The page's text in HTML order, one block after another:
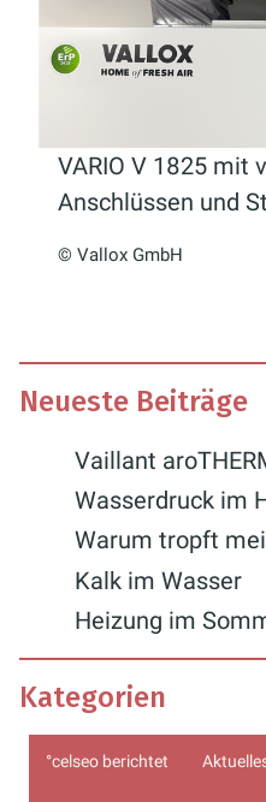
VARIO V 1825 mit
Anschlüssen und
© Vallox GmbH
Neueste Beiträge
Vaillant
Wasserdruck im
Warum tropft
Kalk im Wasser
Heizung im
Kategorien
°celseo berichtet